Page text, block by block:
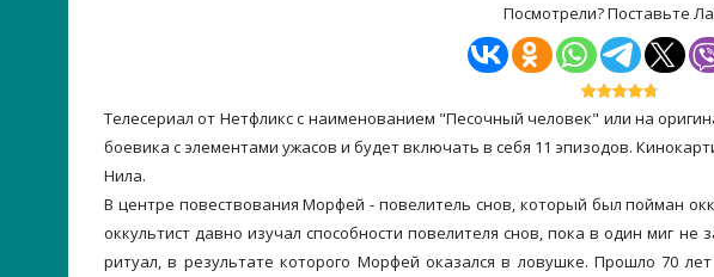
Посмотрели? Поставьте
Телесериал от Нетфликс с наименованием "Песочный человек" или на
боевика с элементами ужасов и будет включать в себя 11 эпизодов.
Нила.
В центре повествования Морфей - повелитель снов, который был пойман
оккультист давно изучал способности повелителя снов, пока в один миг
ритуал, в результате которого Морфей оказался в ловушке. Прошло 70